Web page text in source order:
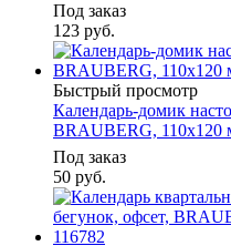
Под заказ
123 руб.
Быстрый просмотр
Календарь-домик
BRAUBERG,
Под заказ
50 руб.